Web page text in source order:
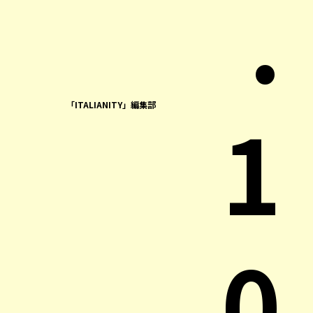
「ITALIANITY」編集部
.
1